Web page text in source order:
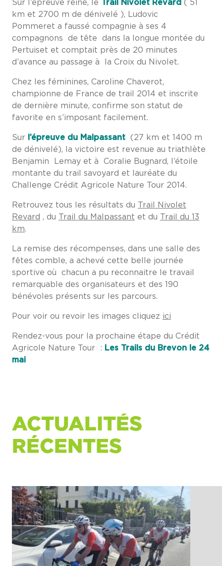
Sur l’épreuve reine, le Trail Nivolet Revard ( 51
km et 2700 m de dénivelé ), Ludovic
Pommeret a faussé compagnie à ses 4
compagnons de tête dans la longue montée du
Pertuiset et comptait près de 20 minutes
d’avance au passage à la Croix du Nivolet.
Chez les féminines, Caroline Chaverot,
championne de France de trail 2014 et inscrite
de dernière minute, confirme son statut de
favorite en s’imposant facilement.
Sur l’épreuve du Malpassant (27 km et 1400 m
de dénivelé), la victoire est revenue au triathlète
Benjamin Lemay et à Coralie Bugnard, l’étoile
montante du trail savoyard et lauréate du
Challenge Crédit Agricole Nature Tour 2014.
Retrouvez tous les résultats du
Trail Nivolet
Revard , du Trail du Malpassant et du
Trail du 13
km.
La remise des récompenses, dans une salle des
fêtes comble, a achevé cette belle journée
sportive où chacun a pu reconnaitre le travail
remarquable des organisateurs et des 190
bénévoles présents sur les parcours.
Pour voir ou revoir les images cliquez ici
Rendez-vous pour la prochaine étape du Crédit
Agricole Nature Tour : Les Trails du Brevon le 24
mai
ACTUALITÉS
RÉCENTES